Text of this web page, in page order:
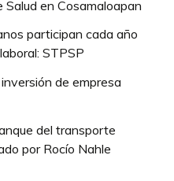
en Cosamaloapan
participan cada año
STPSP
de empresa
del transporte
por Rocío Nahle